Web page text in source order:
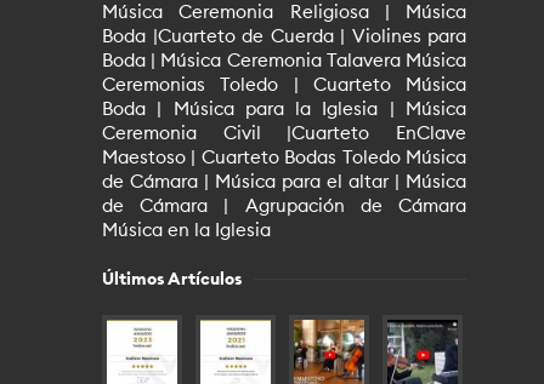
Música Ceremonia Religiosa | Música
Boda |Cuarteto de Cuerda | Violines para
Boda | Música Ceremonia Talavera Música
Ceremonias Toledo | Cuarteto Música
Boda | Música para la Iglesia | Música
Ceremonia Civil |Cuarteto EnClave
Maestoso | Cuarteto Bodas Toledo Música
de Cámara | Música para el altar | Música
de Cámara | Agrupación de Cámara
Música en la Iglesia
Últimos Artículos